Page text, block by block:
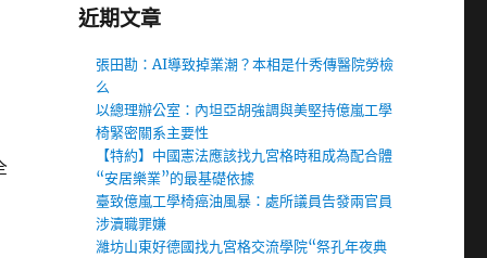
近期文章
張田勘：AI導致掉業潮？本相是什秀傳醫院勞檢
么
以總理辦公室：內坦亞胡強調與美堅持億嵐工學
椅緊密關系主要性
【特約】中國憲法應該找九宮格時租成為配合體
“安居樂業”的最基礎依據
臺致億嵐工學椅癌油風暴：處所議員告發兩官員
涉瀆職罪嫌
濰坊山東好德國找九宮格交流學院“祭孔年夜典